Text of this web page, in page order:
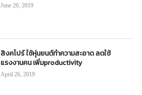
June 20, 2019
สิงคโปร์ ใช้หุ่นยนต์ทำความสะอาด ลดใช้
แรงงานคน เพิ่มproductivity
April 26, 2019